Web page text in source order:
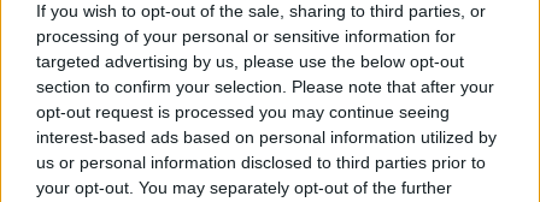
If you wish to opt-out of the sale, sharing to third parties, or
processing of your personal or sensitive information for
targeted advertising by us, please use the below opt-out
section to confirm your selection. Please note that after your
opt-out request is processed you may continue seeing
interest-based ads based on personal information utilized by
us or personal information disclosed to third parties prior to
your opt-out. You may separately opt-out of the further
Corel, SketchUp)
Προσωπικά Χαρακτηριστικά
Πνεύμα συνεργασίας και ομαδικότητα
Παροχές